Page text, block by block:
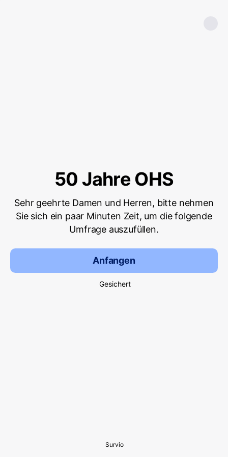
50 Jahre OHS
Sehr geehrte Damen und Herren, bitte nehmen
Sie sich ein paar Minuten Zeit, um die folgende
Umfrage auszufüllen.
Anfangen
Gesichert
Survio